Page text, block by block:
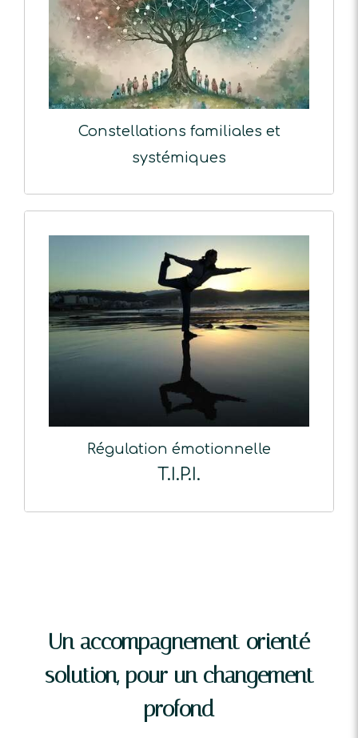
Constellations familiales et
systémiques
Régulation émotionnelle
T.I.P.I.
Un accompagnement orienté
solution, pour un changement
profond